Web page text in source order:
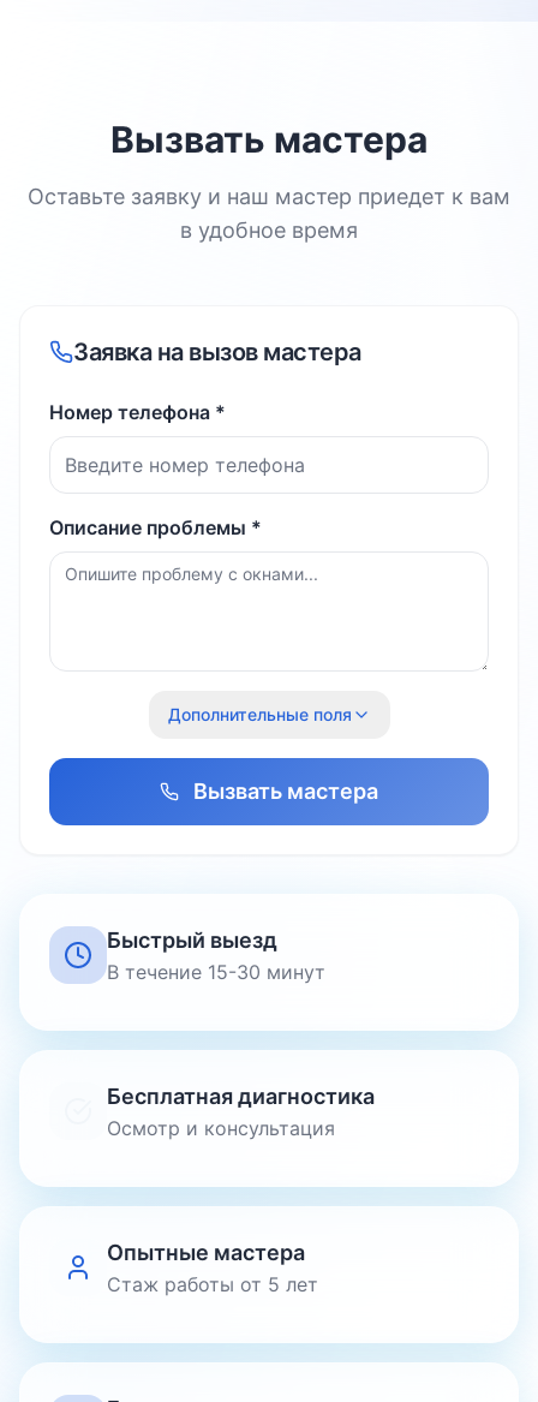
Вызвать мастера
Оставьте заявку и наш мастер приедет к вам
в удобное время
Заявка на вызов мастера
Номер телефона *
Описание проблемы *
Дополнительные поля
Вызвать мастера
Быстрый выезд
В течение 15-30 минут
Бесплатная диагностика
Осмотр и консультация
Опытные мастера
Стаж работы от 5 лет